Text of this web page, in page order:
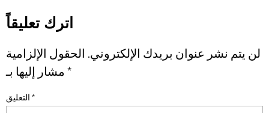
اترك تعليقاً
لن يتم نشر عنوان بريدك الإلكتروني. الحقول الإلزامية
*
*